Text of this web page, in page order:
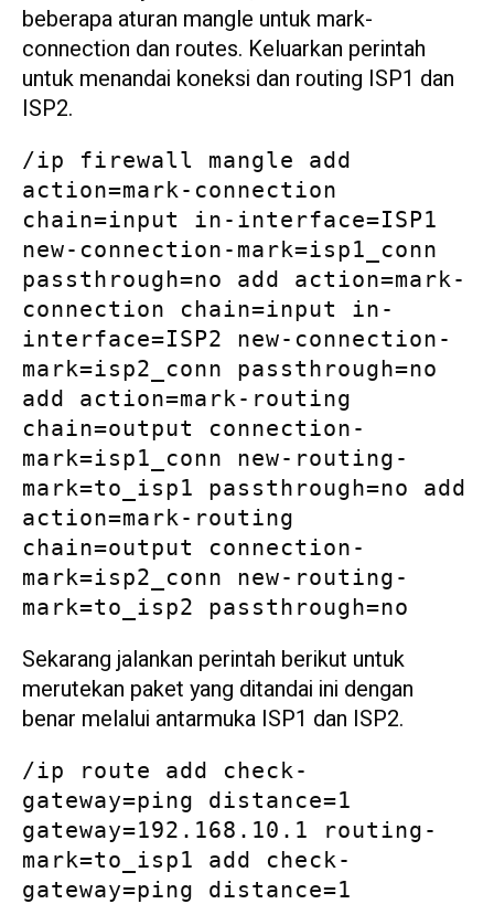
beberapa aturan mangle untuk mark-
connection dan routes. Keluarkan perintah
untuk menandai koneksi dan routing ISP1 dan
ISP2.
/ip firewall mangle add
action=mark-connection
chain=input in-interface=ISP1
new-connection-mark=isp1_conn
passthrough=no add action=mark-
connection chain=input in-
interface=ISP2 new-connection-
mark=isp2_conn passthrough=no
add action=mark-routing
chain=output connection-
mark=isp1_conn new-routing-
mark=to_isp1 passthrough=no add
action=mark-routing
chain=output connection-
mark=isp2_conn new-routing-
mark=to_isp2 passthrough=no
Sekarang jalankan perintah berikut untuk
merutekan paket yang ditandai ini dengan
benar melalui antarmuka ISP1 dan ISP2.
/ip route add check-
gateway=ping distance=1
gateway=192.168.10.1 routing-
mark=to_isp1 add check-
gateway=ping distance=1